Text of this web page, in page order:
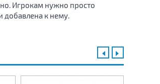
Игрокам нужно просто
добавлена к нему.